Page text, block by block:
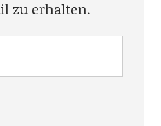
zu erhalten.